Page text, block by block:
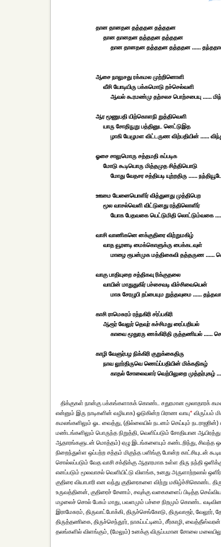
தான தானதன தத்ததன தத்ததன
தான தானதன தத்ததன தத்ததன
தான தானதன தத்ததன தத்ததன ......
ஆசை நாலுசது ரக்கமல முற்றினொளி
வீசி யோடியிரு பக்கமொடு றச்செல்வளி
ஆவல் கூரமண்மு தற்சலச பொற்சபையு ......
ஆர மூணுபதி யிற்கொளநி றுத்திவெளி
யாரு சோதிநுறு பத்தினுட னெட்டுஇத
ழாகி யேழுமள விட்டருண விற்பதியின் ......
ஓசை சாலுமொரு சத்தமதி கப்படிக
மோடு கூடியொரு மித்தமுத சித்தியொடு
மோது வேதசர சத்தியடி யுற்றதிரு ......
ஊமை யேனையொளிர் வித்துனது முத்திபெற
மூல வாசல்வெளி விட்டுனது ரத்திலொளிர்
யோக பேதவகை யெட்டுமிதி லொட்டும்வகை ......
வாசி வாணிகனெ னக்குதிரை விற்றுமகிழ்
வாத வூரனடி மைக்கொளுக்ரு பைக்கடவுள்
மாழை ரூபன்முக மத்திகைவி தத்தருண ......
வாகு பாதியுறை சத்திகவு ரிக்குதலை
வாயின் மாதுதுகிர் பச்சைவடி விச்சிவையென்
மாசு சேரழுபி றப்பையும றுத்தவுமை ......
காசி ராமெசுரம் ரத்நகிரி சர்ப்பகிரி
ஆரூர் வேலுர் தெவுர் கச்சிமது ரைப்பறியல்
காவை மூதுரரு ணக்கிரிதி ருத்தணியல் ......
காழி வேளுர்பழ நிக்கிரி குறுக்கைதிரு
நாவ லூர்திருவெ ணெய்ப்பதியின் மிக்கதிகழ்
காதல் சோலைவளர் வெற்பிலுறை முத்தர்புகழ்
திக்குகள் நான்கு பக்கங்களாகக் கொண்ட சதுரமான மூலாதாரக்
என்னும் இரு நாடிகளின் வழியாக) ஓடுகின்ற பிராண வாயு* விருப்பம்
கமலங்களிலும் ஓட வைத்து, (தில்லையில் நடனம் செய்யும் நடராஜரின்)
மண்டங்களிலும் பொருந்த நிறுத்தி, வெளிப்படும் சோதியான
ஆதாரங்களுடன் மொத்தம்) ஏழு இடங்களையும் கண்டறிந்து, சிவந்த
நிறைந்துள்ள ஒப்பற்ற சத்தம் மிகுந்த பளிங்கு போன்ற காட்சியுடன்
சொல்லப்படும் வேத வாசி சக்திக்கு ஆதாரமாக உள்ள திரு நந்தி
எனப்படும் மூலவாசல் வெளியிட்டு விளங்க, உனது அருளாற்றலால்
குதிரை வியாபாரி என வந்து குதிரைகளை விற்று மகிழ்ச்சிகொண்ட
உருவத்தினன், குதிரைச் சேணம், சவுக்கு வகைகளைப் பிடித்த
மழலைச் சொல் பேசும் மாது, பவளமும் பச்சை நிறமும் கொண்ட
இராமேசுரம், திருவாட்போக்கி, திருச்செங்கோடு, திருவாரூர்,
திருத்தணிகை, திருச்செந்தூர், நாகப்பட்டினம், சீர்காழி,
தலங்களில் விளங்கும், (மேலும்) உனக்கு விருப்பமான சோலை